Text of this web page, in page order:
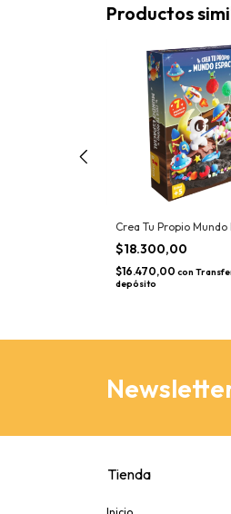
Productos
Crea Tu Propio Mundo
$18.300,00
$16.470,00 con
depósito
Tienda